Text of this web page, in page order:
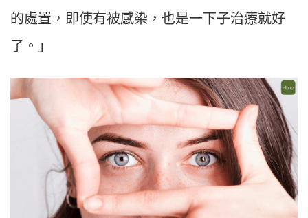
的處置，即使有被感染，也是一下子治療就好
了。」